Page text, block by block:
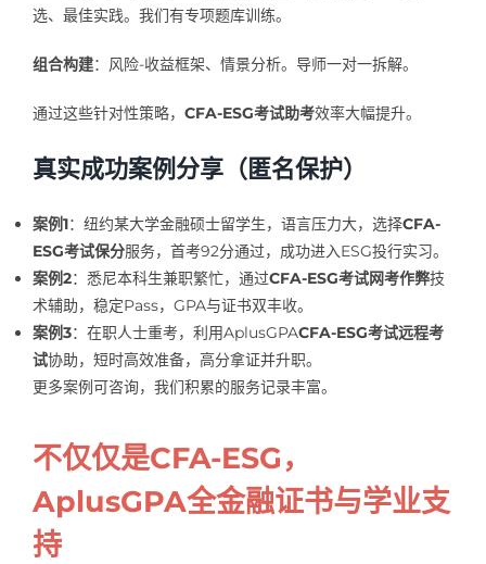
选、最佳实践。我们有专项题库训练。
组合构建：风险-收益框架、情景分析。导师一对一拆解。
通过这些针对性策略， CFA-ESG考试助考效率大幅提升。
真实成功案例分享（匿名保护）
案例1：纽约某大学金融硕士留学生，语言压力大，选择CFA-
ESG考试保分服务，首考92分通过，成功进入ESG投行实习。
案例2：悉尼本科生兼职繁忙，通过CFA-ESG考试网考作弊技
术辅助，稳定Pass，GPA与证书双丰收。
案例3：在职人士重考，利用AplusGPACFA-ESG考试远程考
试协助，短时高效准备，高分拿证并升职。
更多案例可咨询，我们积累的服务记录丰富。
不仅仅是CFA-ESG，
AplusGPA全金融证书与学业支
持